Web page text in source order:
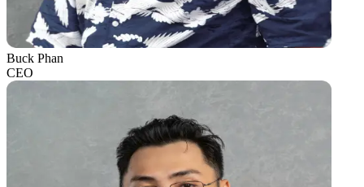
Buck Phan
CEO